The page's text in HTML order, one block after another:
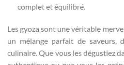
complet et équilibré.
Les gyoza sont une véritable
un mélange parfait de saveurs,
culinaire. Que vous les dégustiez